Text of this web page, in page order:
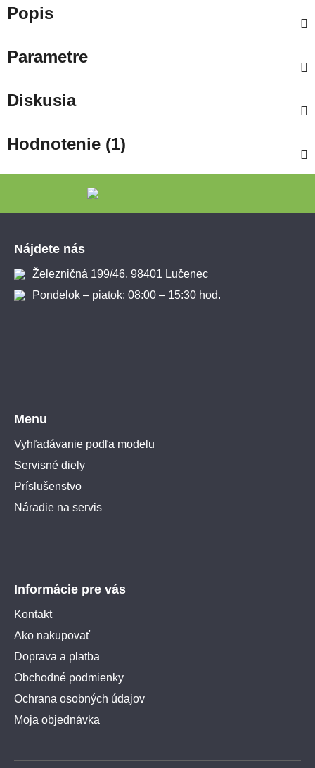
Popis
Parametre
Diskusia
Hodnotenie (1)
Nájdete nás
Železničná 199/46, 98401 Lučenec
Pondelok – piatok: 08:00 – 15:30 hod.
Menu
Vyhľadávanie podľa modelu
Servisné diely
Príslušenstvo
Náradie na servis
Informácie pre vás
Kontakt
Ako nakupovať
Doprava a platba
Obchodné podmienky
Ochrana osobných údajov
Moja objednávka